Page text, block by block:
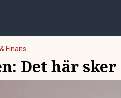
Finans
Det här